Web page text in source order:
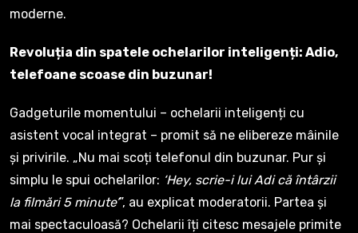
moderne.
Revoluția din spatele ochelarilor inteligenți: Adio,
telefoane scoase din buzunar!
Gadgeturile momentului – ochelarii inteligenți cu
asistent vocal integrat – promit să ne elibereze mâinile
și privirile. „Nu mai scoți telefonul din buzunar. Pur și
simplu le spui ochelarilor: ‘Hey, scrie-i lui Adi că întârzii
la filmări 5 minute’”, au explicat moderatorii. Partea și
mai spectaculoasă? Ochelarii îți citesc mesajele primite